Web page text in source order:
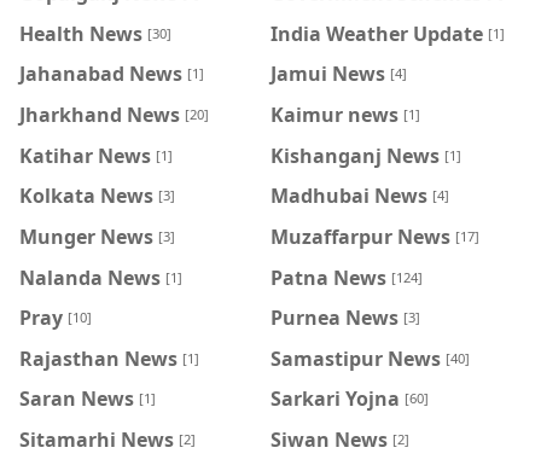
Health News [30] India Weather Update [1]
Jahanabad News [1] Jamui News [4]
Jharkhand News [20] Kaimur news [1]
Katihar News [1] Kishanganj News [1]
Kolkata News [3] Madhubai News [4]
Munger News [3] Muzaffarpur News [17]
Nalanda News [1] Patna News [124]
Pray [10] Purnea News [3]
Rajasthan News [1] Samastipur News [40]
Saran News [1] Sarkari Yojna [60]
Sitamarhi News [2] Siwan News [2]